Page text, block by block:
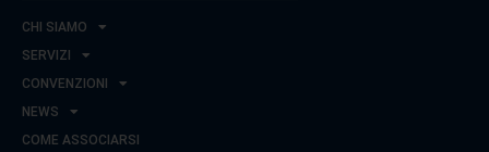
CHI SIAMO
SERVIZI
CONVENZIONI
NEWS
COME ASSOCIARSI